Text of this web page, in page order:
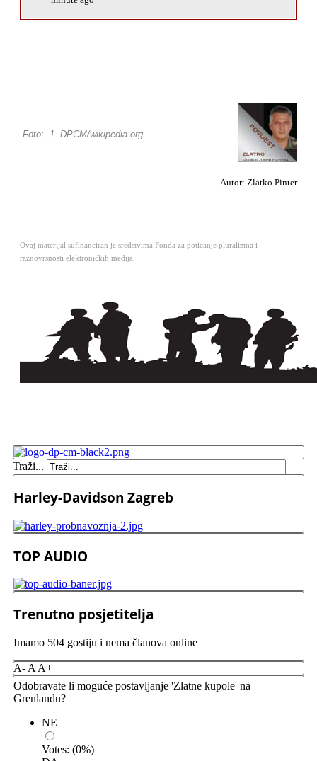
Foto: 1. DPCM/wikipedia.org
Autor: Zlatko Pinter
Ovaj materijal sufinanciran je sredstvima Fonda za poticanje pluralizma i
raznovrsnosti elektroničkih medija.
Traži...
Harley-Davidson Zagreb
TOP AUDIO
Trenutno posjetitelja
Imamo 504 gostiju i nema članova online
A- A A+
Odobravate li moguće postavljanje 'Zlatne kupole' na
Grenlandu?
NE
Votes: (0%)